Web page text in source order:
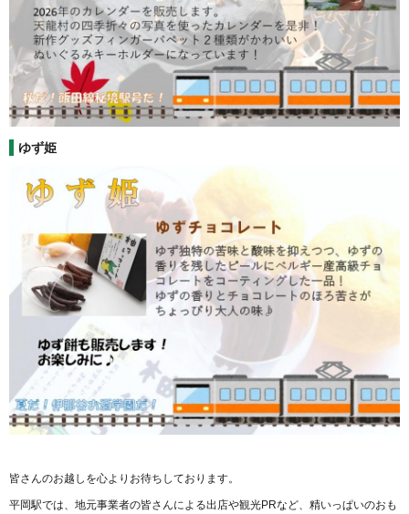
ゆず姫
皆さんのお越しを心よりお待ちしております。
平岡駅では、地元事業者の皆さんによる出店や観光PRなど、精いっぱいのおも